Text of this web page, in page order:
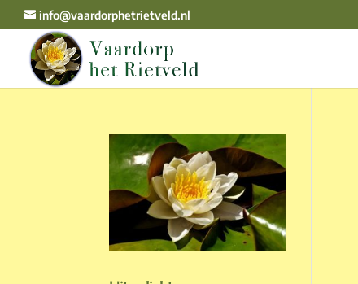
info@vaardorphetrietveld.nl